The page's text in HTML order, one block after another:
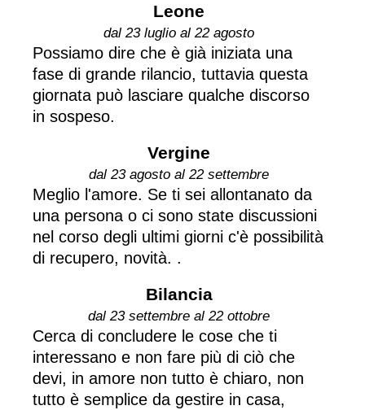
Leone
dal 23 luglio al 22 agosto
Possiamo dire che è già iniziata una
fase di grande rilancio, tuttavia questa
giornata può lasciare qualche discorso
in sospeso.
Vergine
dal 23 agosto al 22 settembre
Meglio l'amore. Se ti sei allontanato da
una persona o ci sono state discussioni
nel corso degli ultimi giorni c'è possibilità
di recupero, novità. .
Bilancia
dal 23 settembre al 22 ottobre
Cerca di concludere le cose che ti
interessano e non fare più di ciò che
devi, in amore non tutto è chiaro, non
tutto è semplice da gestire in casa,